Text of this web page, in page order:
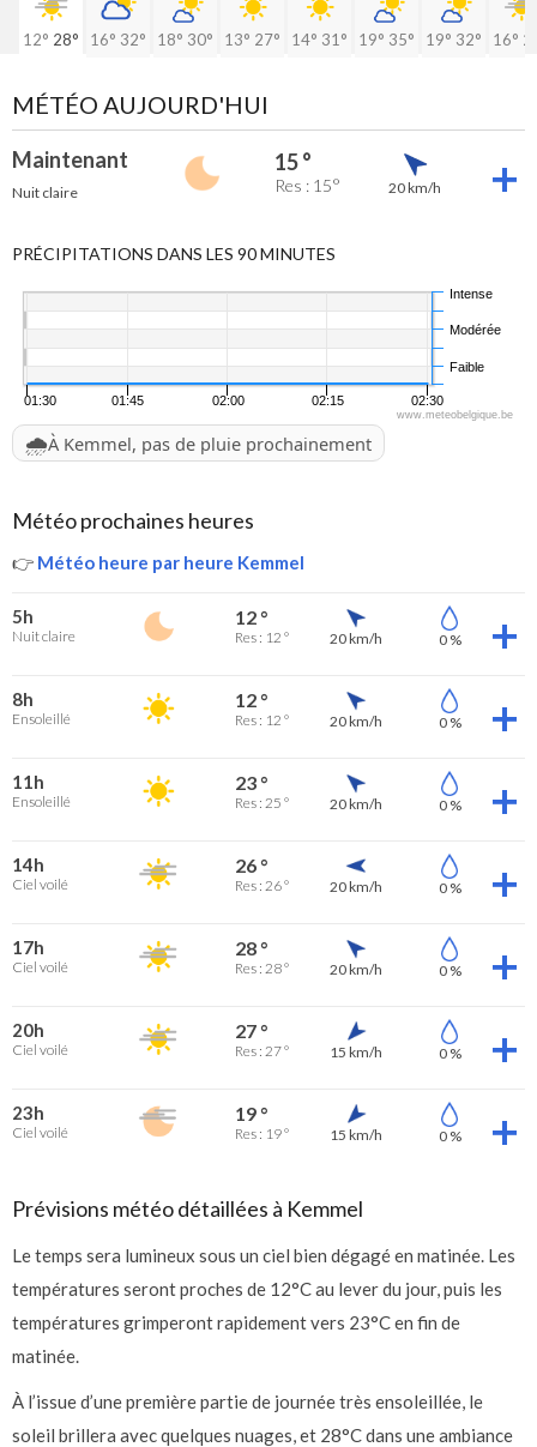
12° 28° 16° 32° 18° 30° 13° 27° 14° 31° 19° 35° 19° 32° 16°
MÉTÉO AUJOURD'HUI
Maintenant
Nuit claire
15 °
Res : 15° 20 km/h
PRÉCIPITATIONS DANS LES 90 MINUTES
01:30 01:45 02:00 02:15 02:30
Faible
Modérée
Intense
www.meteobelgique.be
🌧️À Kemmel, pas de pluie prochainement
Météo prochaines heures
👉 Météo heure par heure Kemmel
5h
Nuit claire
12 °
Res : 12 ° 20 km/h 0 %
8h
Ensoleillé
12 °
Res : 12 ° 20 km/h 0 %
11h
Ensoleillé
23 °
Res : 25 ° 20 km/h 0 %
14h
Ciel voilé
26 °
Res : 26 ° 20 km/h 0 %
17h
Ciel voilé
28 °
Res : 28 ° 20 km/h 0 %
20h
Ciel voilé
27 °
Res : 27 ° 15 km/h 0 %
23h
Ciel voilé
19 °
Res : 19 ° 15 km/h 0 %
Prévisions météo détaillées à Kemmel
Le temps sera lumineux sous un ciel bien dégagé en matinée. Les
températures seront proches de 12°C au lever du jour, puis les
températures grimperont rapidement vers 23°C en fin de
matinée.
À l’issue d’une première partie de journée très ensoleillée, le
soleil brillera avec quelques nuages, et 28°C dans une ambiance